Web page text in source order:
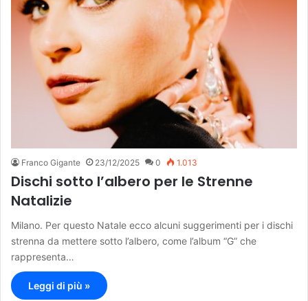
Franco Gigante 23/12/2025 0 1.013
Dischi sotto l’albero per le Strenne
Natalizie
Milano. Per questo Natale ecco alcuni suggerimenti per i dischi
strenna da mettere sotto l’albero, come l’album “G” che
rappresenta…
Leggi di più »